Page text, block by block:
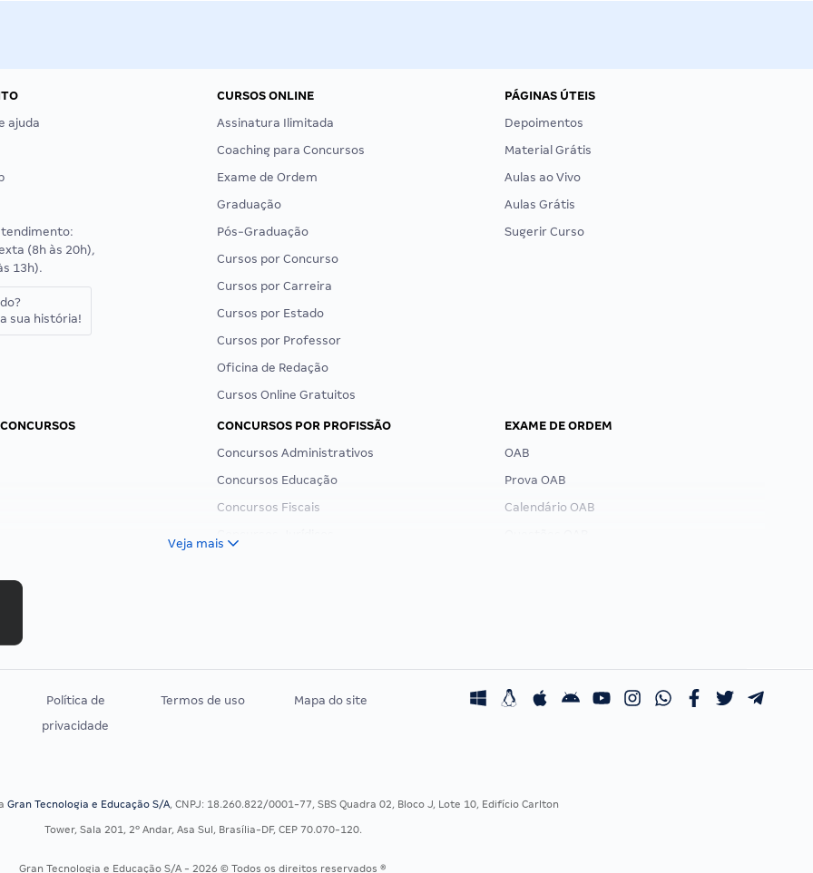
ajuda
(8h às 20h),
13h).
sua história!
CURSOS ONLINE
Assinatura Ilimitada
Coaching para Concursos
Exame de Ordem
Graduação
Pós-Graduação
Cursos por Concurso
Cursos por Carreira
Cursos por Estado
Cursos por Professor
Oficina de Redação
Cursos Online Gratuitos
PÁGINAS ÚTEIS
Depoimentos
Material Grátis
Aulas ao Vivo
Aulas Grátis
Sugerir Curso
CONCURSOS POR PROFISSÃO
Concursos Administrativos
Concursos Educação
Concursos Fiscais
Residência Multiprofissional
EXAME DE ORDEM
OAB
Prova OAB
Calendário OAB
Veja mais
Política de
privacidade
Termos de uso Mapa do site
Gran Tecnologia e Educação S/A, CNPJ: 18.260.822/0001-77, SBS Quadra 02, Bloco J, Lote 10, Edifício Carlton
Tower, Sala 201, 2º Andar, Asa Sul, Brasília-DF, CEP 70.070-120.
Gran Tecnologia e Educação S/A - 2026 © Todos os direitos reservados ®